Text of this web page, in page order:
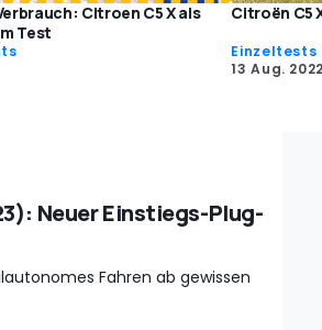
Citroen C5 X als
Test
Citroën C5
Einzeltests
13 Aug. 2022
Neuer Einstiegs-Plug-
Fahren ab gewissen